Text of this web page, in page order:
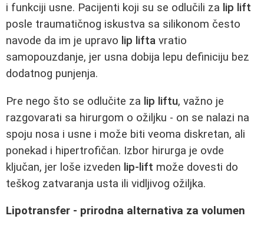
i funkciji usne. Pacijenti koji su se odlučili za lip lift
posle traumatičnog iskustva sa silikonom često
navode da im je upravo lip lifta vratio
samopouzdanje, jer usna dobija lepu definiciju bez
dodatnog punjenja.
Pre nego što se odlučite za lip liftu, važno je
razgovarati sa hirurgom o ožiljku - on se nalazi na
spoju nosa i usne i može biti veoma diskretan, ali
ponekad i hipertrofičan. Izbor hirurga je ovde
ključan, jer loše izveden lip‑lift može dovesti do
teškog zatvaranja usta ili vidljivog ožiljka.
Lipotransfer - prirodna alternativa za volumen